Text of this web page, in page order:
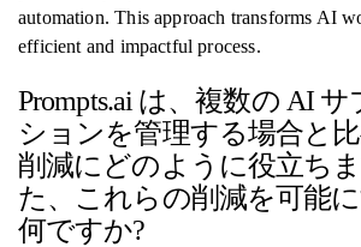
automation. This approach transforms AI
efficient and impactful process.
Prompts.ai は、複数の AI
ションを管理する場合と
削減にどのように役立ちま
た、これらの削減を可能
何ですか?